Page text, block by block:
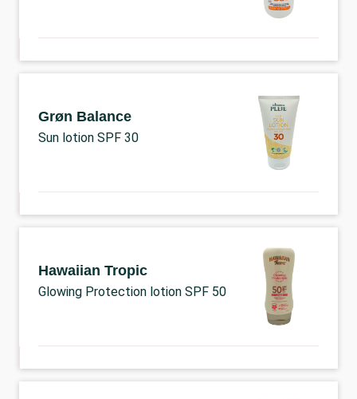
Grøn Balance
Sun lotion SPF 30
Hawaiian Tropic
Glowing Protection lotion SPF 50